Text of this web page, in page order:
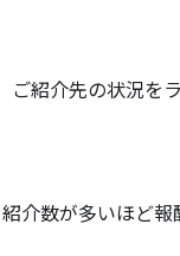
紹介先の状況
介数が多いほど